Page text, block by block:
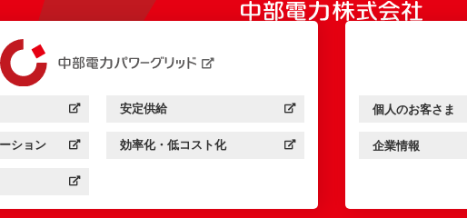
ッド：
を開きます） 中部電力パワーグリッド：
安定供給
（新しいウィンドウを開きます）
ッド：
ション
を開きます） 中部電力パワーグリッド：
効率化・低コスト化
（新しいウィンドウを開きます）
ッド：
を開きます）
中部電力ミライズ
個人のお客さま
（新しいウィン
中部電力ミライズ
企業情報
（新しいウィン